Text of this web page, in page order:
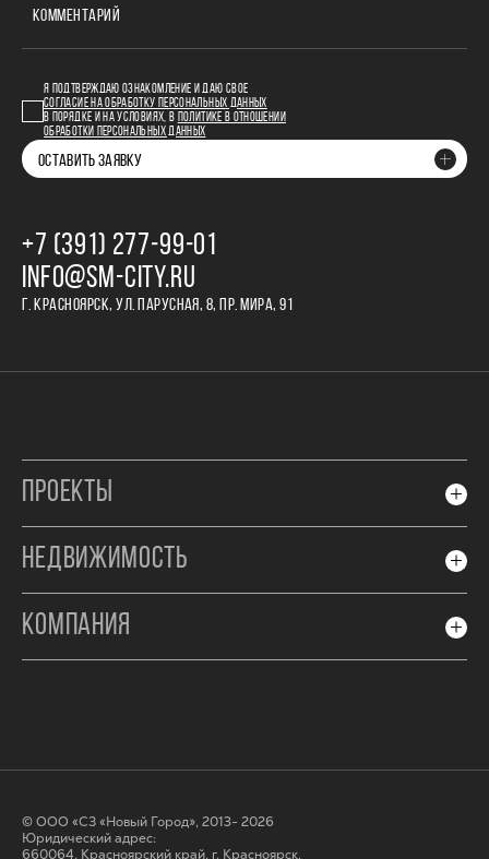
КОММЕНТАРИЙ
Я ПОДТВЕРЖДАЮ ОЗНАКОМЛЕНИЕ И ДАЮ СВОЕ
СОГЛАСИЕ НА ОБРАБОТКУ ПЕРСОНАЛЬНЫХ ДАННЫХ
В ПОРЯДКЕ И НА УСЛОВИЯХ, В
ПОЛИТИКЕ В ОТНОШЕНИИ
ОБРАБОТКИ ПЕРСОНАЛЬНЫХ ДАННЫХ
ОСТАВИТЬ ЗАЯВКУ
+7 (391) 277‒99‒01
INFO@SM-CITY.RU
Г. КРАСНОЯРСК, УЛ. ПАРУСНАЯ, 8, ПР. МИРА, 91
ПРОЕКТЫ
НЕДВИЖИМОСТЬ
КОМПАНИЯ
© ООО «СЗ «Новый Город», 2013- 2026
Юридический адрес:
660064, Красноярский край, г. Красноярск,